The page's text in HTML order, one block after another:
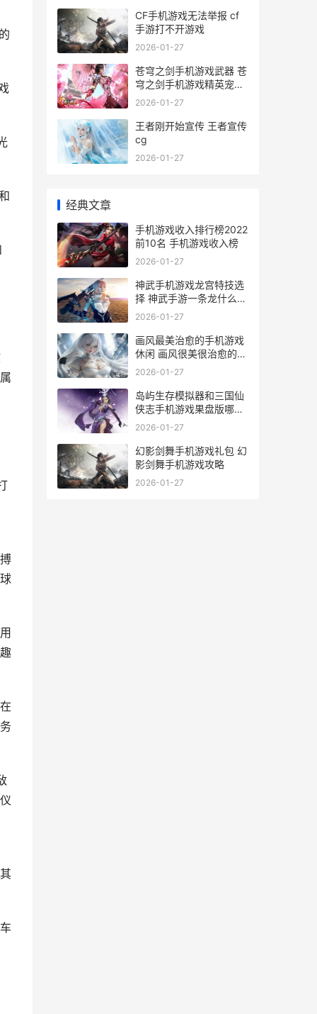
CF手机游戏无法举报 cf
手游打不开游戏
2026-01-27
苍穹之剑手机游戏武器 苍
穹之剑手机游戏精英宠物
攻略
2026-01-27
王者刚开始宣传 王者宣传
cg
2026-01-27
经典文章
手机游戏收入排行榜2022
前10名 手机游戏收入榜
2026-01-27
神武手机游戏龙宫特技选
择 神武手游一条龙什么意
思
2026-01-27
画风最美治愈的手机游戏
休闲 画风很美很治愈的电
影
2026-01-27
岛屿生存模拟器和三国仙
侠志手机游戏果盘版哪个
好玩 生存岛模拟器下载
2026-01-27
幻影剑舞手机游戏礼包 幻
影剑舞手机游戏攻略
2026-01-27